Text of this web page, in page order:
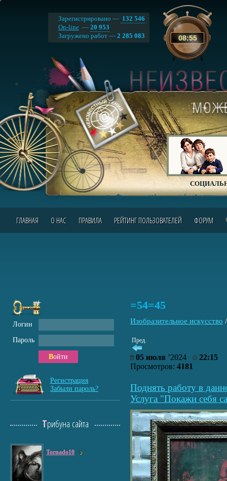
08:55
Зарегистрировано — 132 546
On-line — 20 953
Загружено работ — 2 285 083
ГЛАВНАЯ О НАС ПРАВИЛА РЕЙТИНГ ПОЛЬЗОВАТЕЛЕЙ ФОРУМ
=54=45
Изобразительное искусство
Пред.
05 июля ’2024
22:15
Просмотров: 4181
Поднять работу в
Услуга "Покажи себя
Логин
Пароль
Войти
Регистрация
Забыли пароль?
Трибуна сайта
Tornado10 9